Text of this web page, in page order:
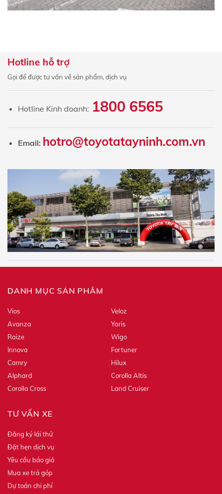
Hotline hỗ trợ
Gọi để được tư vấn về sản phẩm, dịch vụ
Hotline Kinh doanh: 1800 6565
Email: hotro@toyotatayninh.com.vn
DANH MỤC SẢN PHẨM
Vios
Veloz
Avanza
Yaris
Raize
Wigo
Innova
Fortuner
Camry
Hilux
Alphard
Corolla Altis
Corolla Cross
Land Cruiser
TƯ VẤN XE
Đăng ký lái thử
Đặt hẹn dịch vụ
Yêu cầu báo giá
Mua xe trả góp
Dự toán chi phí